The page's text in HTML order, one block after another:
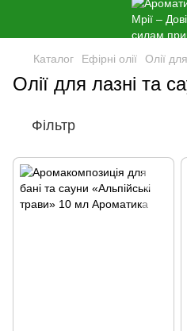
Каталог Ефірні олії Олії
Олії для лазні та
Фільтр